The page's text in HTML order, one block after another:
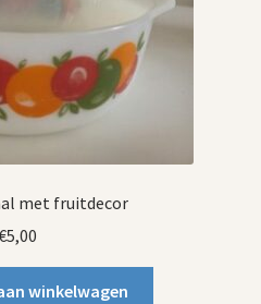
met fruitdecor
5,00
winkelwagen